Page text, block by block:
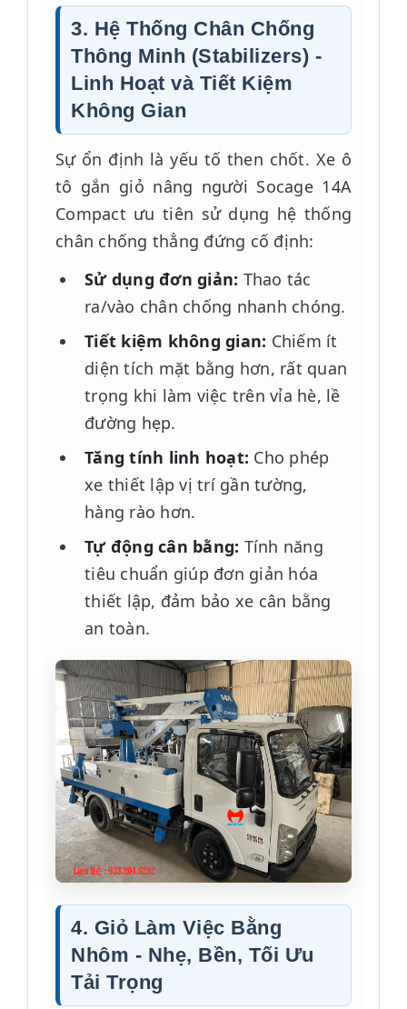
3. Hệ Thống Chân Chống
Thông Minh (Stabilizers) -
Linh Hoạt và Tiết Kiệm
Không Gian
Sự ổn định là yếu tố then chốt. Xe ô
tô gắn giỏ nâng người Socage 14A
Compact ưu tiên sử dụng hệ thống
chân chống thẳng đứng cố định:
Sử dụng đơn giản: Thao tác
ra/vào chân chống nhanh chóng.
Tiết kiệm không gian: Chiếm ít
diện tích mặt bằng hơn, rất quan
trọng khi làm việc trên vỉa hè, lề
đường hẹp.
Tăng tính linh hoạt: Cho phép
xe thiết lập vị trí gần tường,
hàng rào hơn.
Tự động cân bằng: Tính năng
tiêu chuẩn giúp đơn giản hóa
thiết lập, đảm bảo xe cân bằng
an toàn.
4. Giỏ Làm Việc Bằng
Nhôm - Nhẹ, Bền, Tối Ưu
Tải Trọng